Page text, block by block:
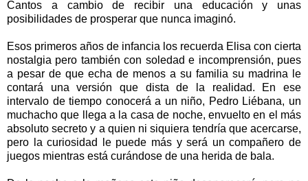
Cantos a cambio de recibir una educación y unas
posibilidades de prosperar que nunca imaginó.
Esos primeros años de infancia los recuerda Elisa con cierta
nostalgia pero también con soledad e incomprensión, pues
a pesar de que echa de menos a su familia su madrina le
contará una versión que dista de la realidad. En ese
intervalo de tiempo conocerá a un niño, Pedro Liébana, un
muchacho que llega a la casa de noche, envuelto en el más
absoluto secreto y a quien ni siquiera tendría que acercarse,
pero la curiosidad le puede más y será un compañero de
juegos mientras está curándose de una herida de bala.